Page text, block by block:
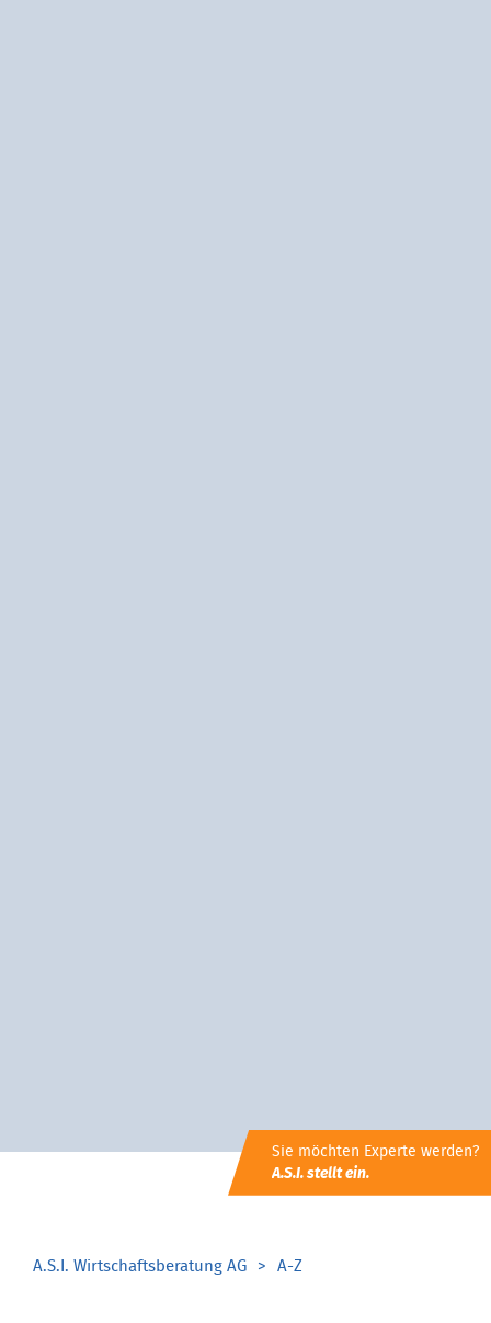
Sie möchten Experte werden?
A.S.I. stellt ein.
A.S.I. Wirtschaftsberatung AG A-Z